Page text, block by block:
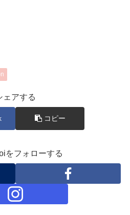
ェアする
コピー
をフォローする